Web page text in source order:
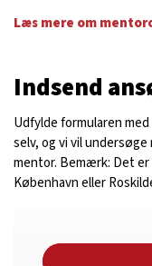
Læs mere om
Indsend
Udfylde formularen
selv, og vi vil
mentor. Bemærk: Det
København eller